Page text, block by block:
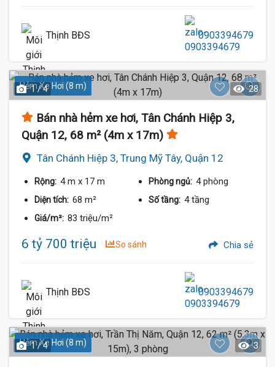
Thịnh BĐS 0903394679
Hẻm Xe Hơi (8 m)
1 / 4 28
Bán nhà hẻm xe hơi, Tân Chánh Hiệp 3,
Quận 12, 68 m² (4m x 17m)
Tân Chánh Hiệp 3, Trung Mỹ Tây, Quận 12
Rộng: 4 m x 17 m Phòng ngủ: 4 phòng
Diện tích: 68 m² Số tầng: 4 tầng
Giá/m²: 83 triệu/m²
6 tỷ 700 triệu So sánh Chia sẻ
Thịnh BĐS 0903394679
Hẻm Xe Hơi (8 m)
1 / 4 3